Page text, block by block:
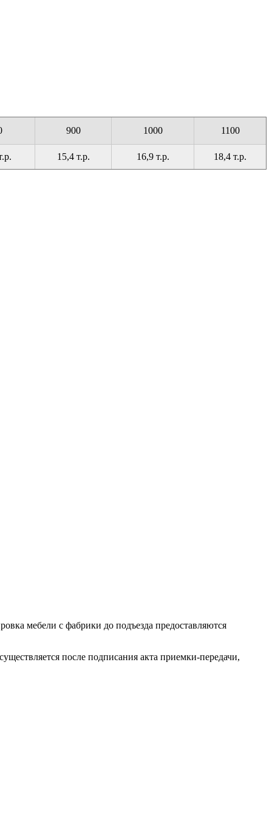
900 1000 1100
15,4 т.р. 16,9 т.р. 18,4 т.р.
мебели с фабрики до подъезда предоставляются
после подписания акта приемки-передачи,